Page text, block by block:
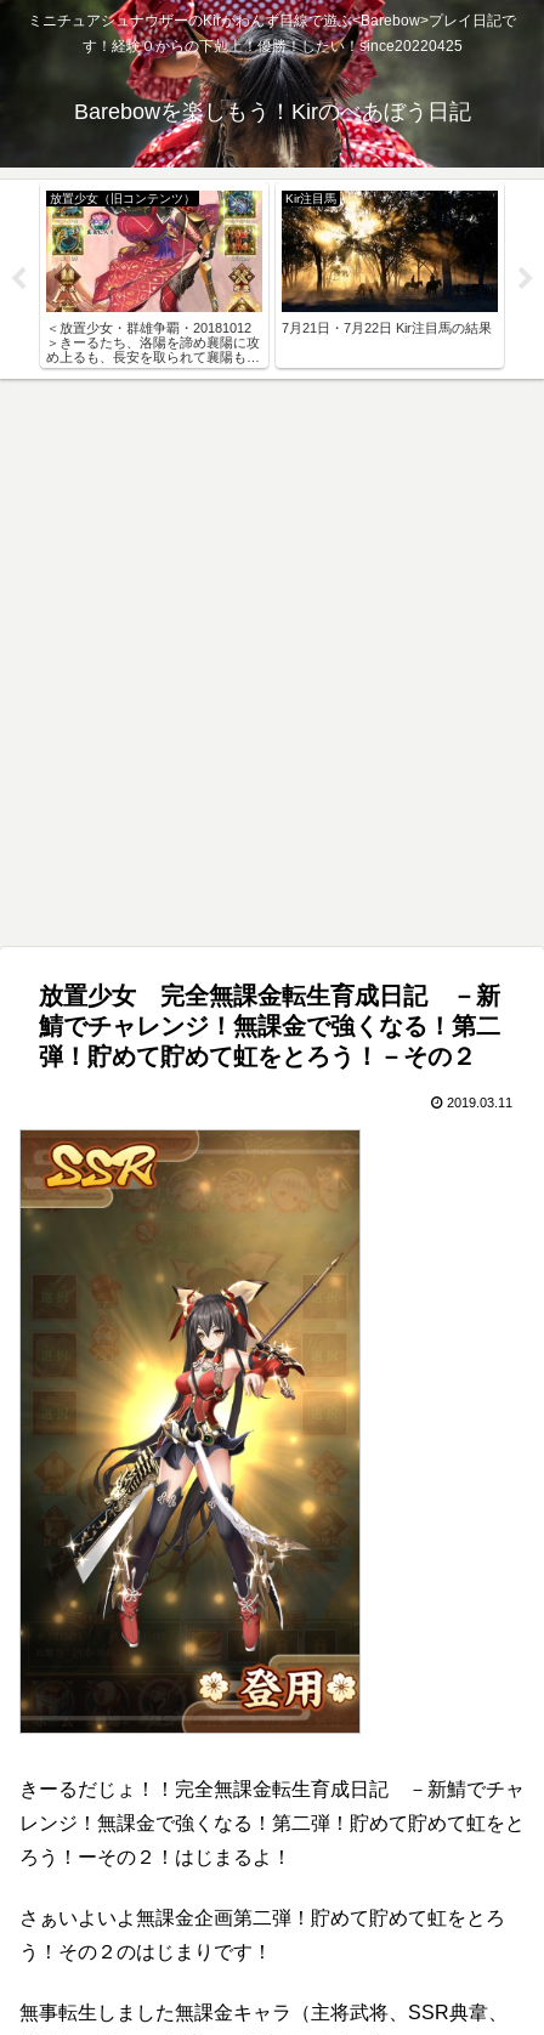
ミニチュアシュナウザーのKirがわんず目線で遊ぶ<Barebow>プレイ日記で
す！経験０からの下剋上！優勝！したい！since20220425
Barebowを楽しもう！Kirのべあぼう日記
放置少女（旧コンテンツ）
＜放置少女・群雄争覇・20181012
＞きーるたち、洛陽を諦め襄陽に攻
め上るも、長安を取られて襄陽も落
とせず、の巻
Kir注目馬
7月21日・7月22日 Kir注目馬の結果
放置少女 完全無課金転生育成日記 －新
鯖でチャレンジ！無課金で強くなる！第二
弾！貯めて貯めて虹をとろう！－その２
2019.03.11
きーるだじょ！！完全無課金転生育成日記 －新鯖でチャ
レンジ！無課金で強くなる！第二弾！貯めて貯めて虹をと
ろう！ーその２！はじまるよ！
さぁいよいよ無課金企画第二弾！貯めて貯めて虹をとろ
う！その２のはじまりです！
無事転生しました無課金キャラ（主将武将、SSR典韋、